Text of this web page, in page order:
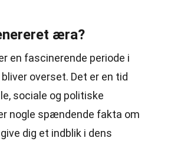
æra?
en fascinerende periode i
overset. Det er en tid
sociale og politiske
nogle spændende fakta om
dig et indblik i dens